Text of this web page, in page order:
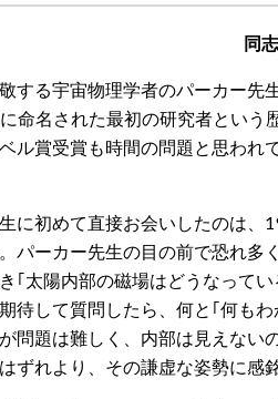
同
する宇宙物理学者のパーカー先
命名された最初の研究者とい
ル賞受賞も時間の問題と思われ
に初めて直接お会いしたのは、
パーカー先生の目の前で恐れ多
｢太陽内部の磁場はどうなって
待して質問したら、何と｢何も
問題は難しく、内部は見えない
ずれより、その謙虚な姿勢に感